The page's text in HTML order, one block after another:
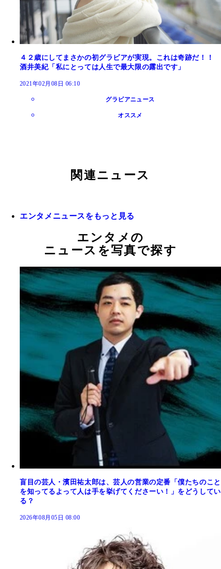
４２歳にしてまさかの初グラビアが実現。これは奇跡だ！！
酒井美紀「私にとっては人生で最大限の露出です」
2021年02月08日 06:10
グラビアニュース
オススメ
関連ニュース
エンタメニュースをもっと見る
エンタメの
ニュースを写真で探す
盲目の芸人・濱田祐太郎は、芸人の営業の定番「僕たちのこと
を知ってるよって人は手を挙げてくださーい！」をどうしてい
る？
2026年08月05日 08:00